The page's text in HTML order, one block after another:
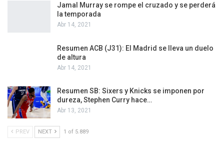
Jamal Murray se rompe el cruzado y se perderá
la temporada
Abr 14, 2021
Resumen ACB (J31): El Madrid se lleva un duelo
de altura
Abr 14, 2021
Resumen SB: Sixers y Knicks se imponen por
dureza, Stephen Curry hace…
Abr 13, 2021
PREV NEXT 1 of 5.889